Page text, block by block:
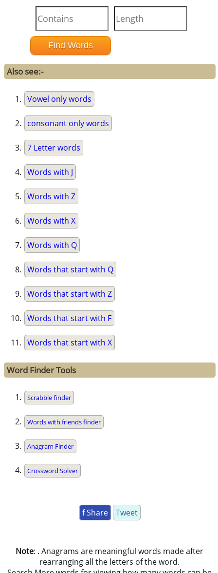
Also see:-
Vowel only words
consonant only words
7 Letter words
Words with J
Words with Z
Words with X
Words with Q
Words that start with Q
Words that start with Z
Words that start with F
Words that start with X
Word Finder Tools
Scrabble finder
Words with friends finder
Anagram Finder
Crossword Solver
f Share Tweet
Note: . Anagrams are meaningful words made after
rearranging all the letters of the word.